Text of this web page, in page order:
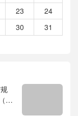
23
24
30
31
深